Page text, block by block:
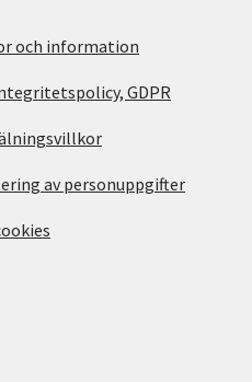
och information
GDPR
av personuppgifter